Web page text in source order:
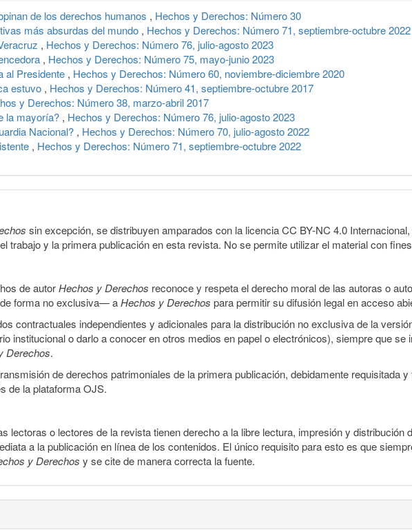
de los derechos humanos , Hechos y Derechos: Número 30
más absurdas del mundo , Hechos y Derechos: Número 71, septiembre-octubre 2022
, Hechos y Derechos: Número 76, julio-agosto 2023
, Hechos y Derechos: Número 75, mayo-junio 2023
al Presidente , Hechos y Derechos: Número 60, noviembre-diciembre 2020
estuvo , Hechos y Derechos: Número 41, septiembre-octubre 2017
y Derechos: Número 38, marzo-abril 2017
la mayoría? , Hechos y Derechos: Número 76, julio-agosto 2023
Nacional? , Hechos y Derechos: Número 70, julio-agosto 2022
, Hechos y Derechos: Número 71, septiembre-octubre 2022
sin excepción, se distribuyen amparados con la licencia CC BY-NC 4.0
trabajo y la primera publicación en esta revista. No se permite utilizar el material con
de autorHechos y Derechos reconoce y respeta el derecho moral de las autoras o
forma no exclusiva— aHechos y Derechos para permitir su difusión legal en acceso
contractuales independientes y adicionales para la distribución no exclusiva de la
institucional o darlo a conocer en otros medios en papel o electrónicos), siempre que
Derechos.
de derechos patrimoniales de la primera publicación, debidamente requisitada
de la plataforma OJS.
lectoras o lectores de la revista tienen derecho a la libre lectura, impresión y distribución
a la publicación en línea de los contenidos. El único requisito para esto es que
y Derechos y se cite de manera correcta la fuente.